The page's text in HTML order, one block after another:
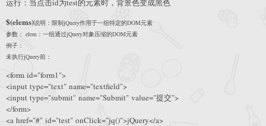
运行：当点击id为test的元素时，背景色变成黑色
$(elems)说明：限制jQuery作用于一组特定的DOM元素
参数： elem：一组通过jQuery对象压缩的DOM元素
例子：
未执行jQuery前：
<form id="form1">
<input type="text" name="textfield">
<input type="submit" name="Submit" value="提交">
</form>
<a href="#" id="test" onClick="jq()">jQuery</a>